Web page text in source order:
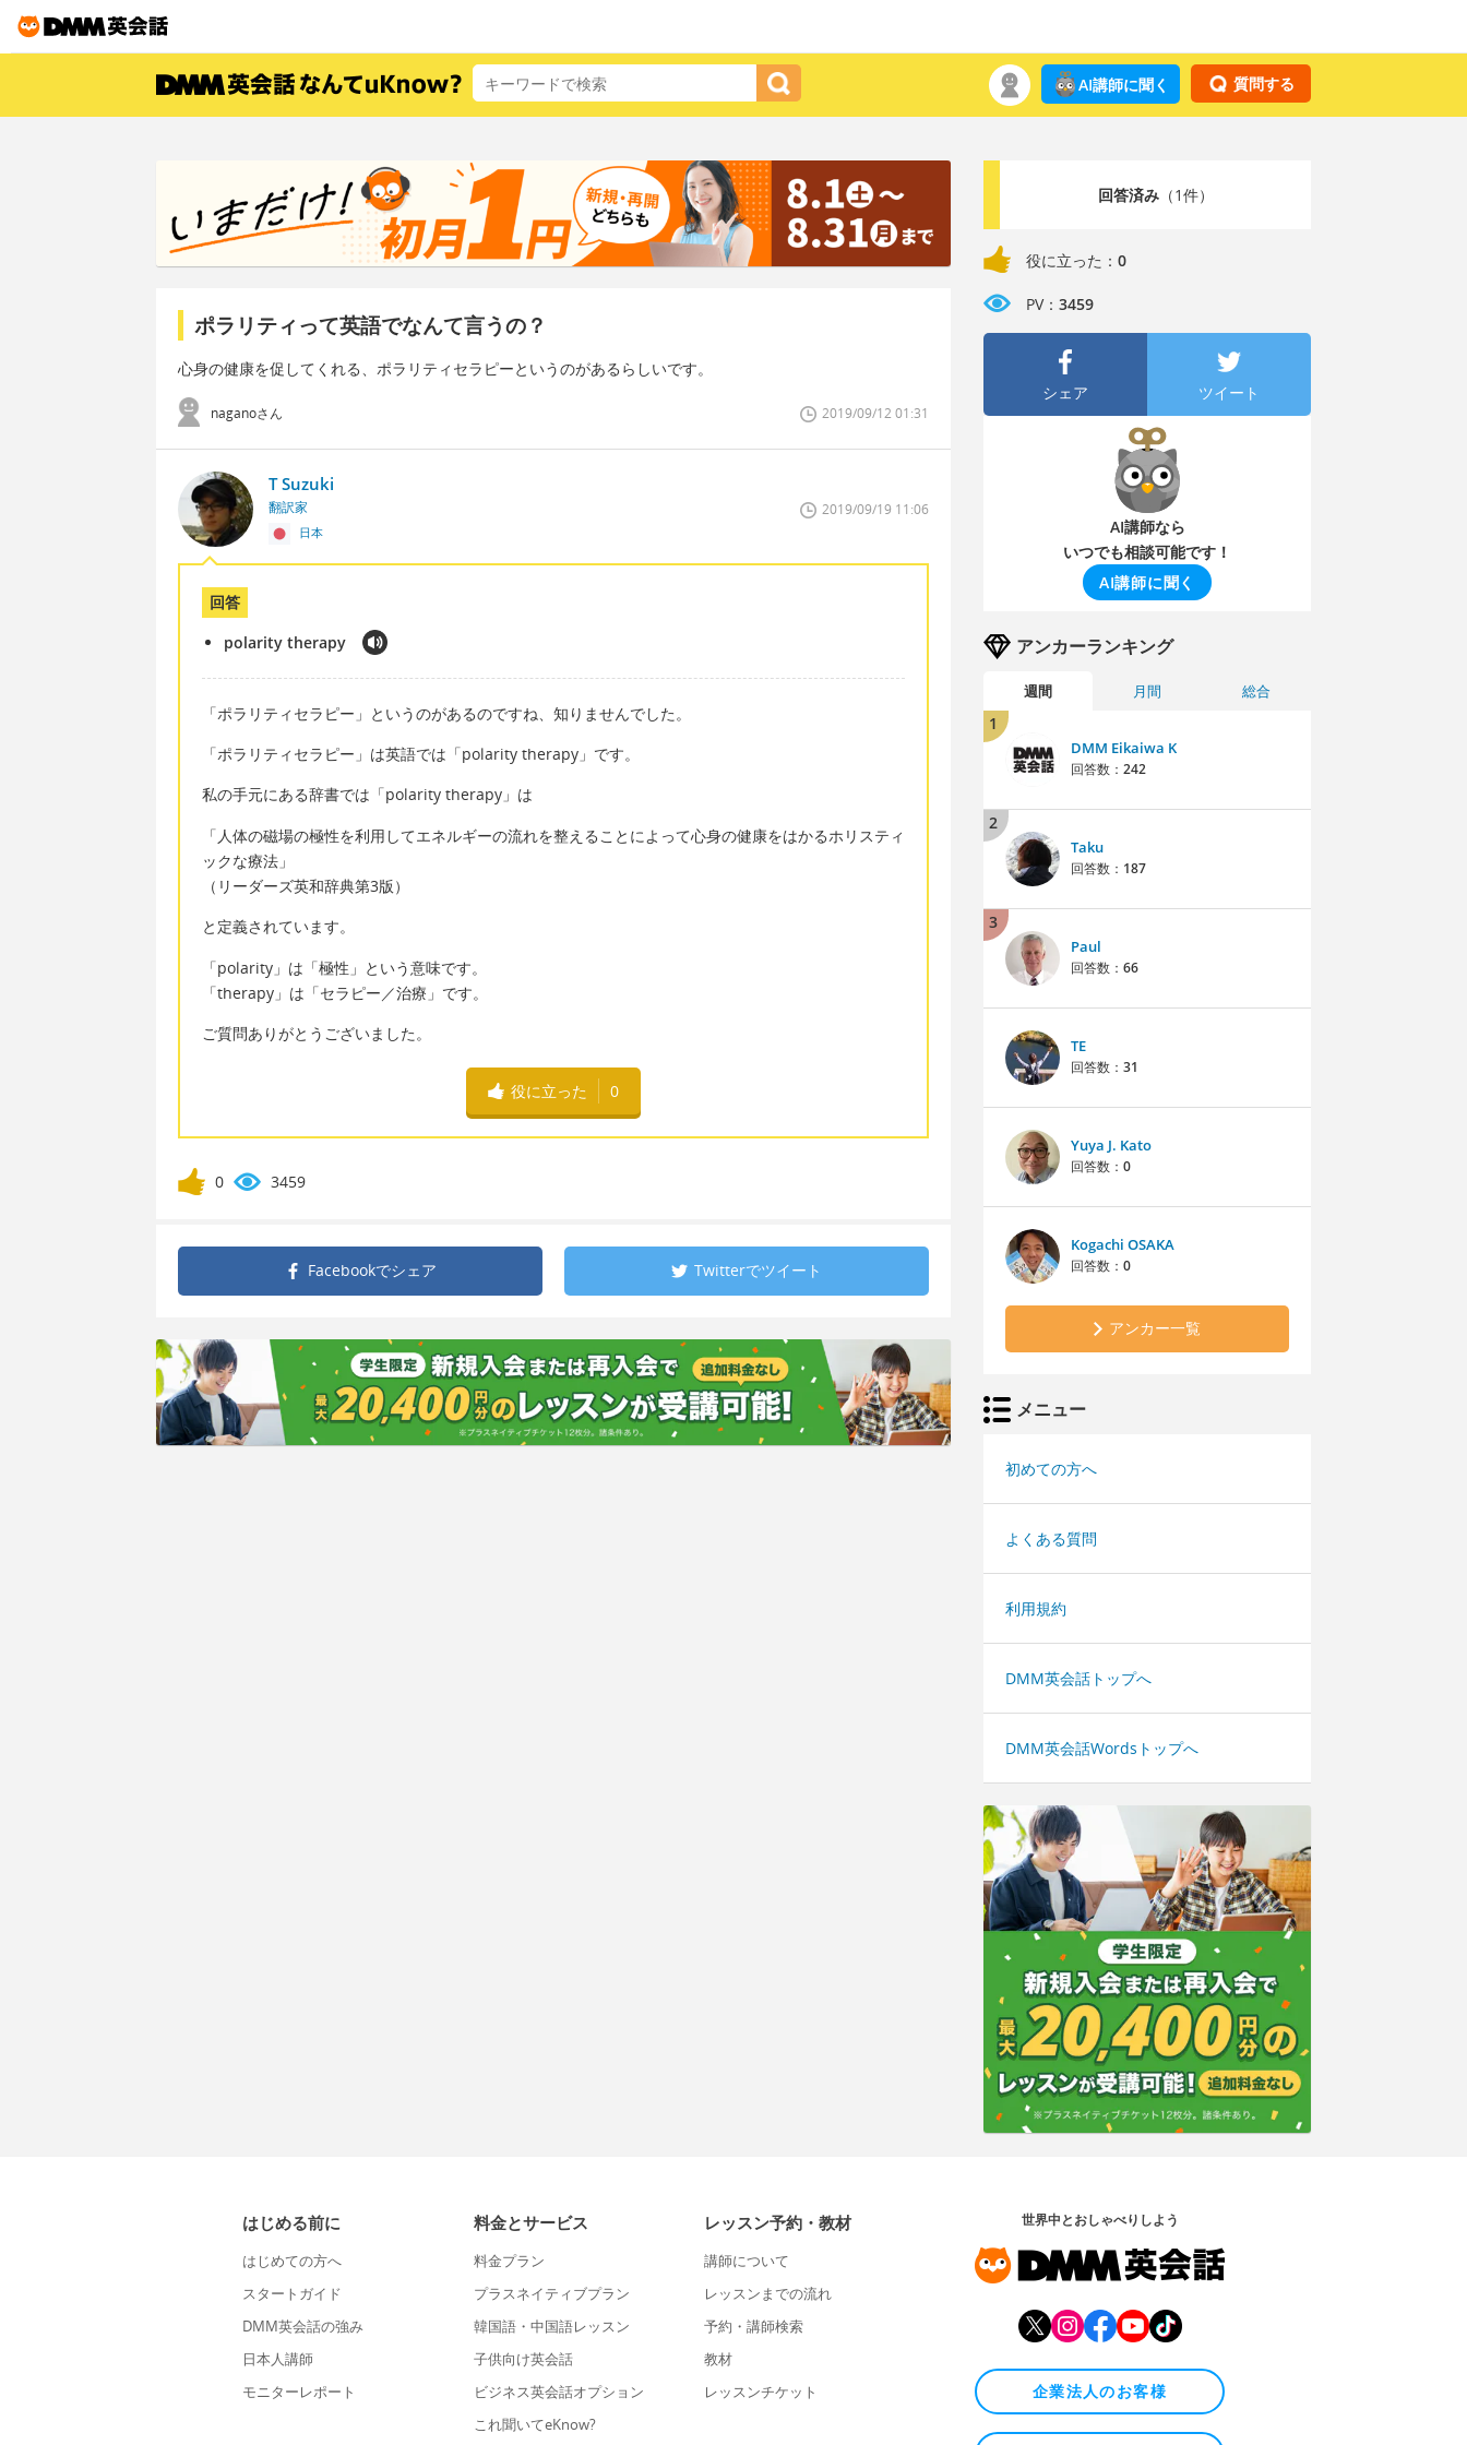
質問する
AI講師に聞く
ポラリティって英語でなんて言うの？
心身の健康を促してくれる、ポラリティセラピーというのがあるらしいです。
naganoさん 2019/09/12 01:31
T Suzuki
翻訳家
日本
2019/09/19 11:06
回答
polarity therapy
「ポラリティセラピー」というのがあるのですね、知りませんでした。
「ポラリティセラピー」は英語では「polarity therapy」です。
私の手元にある辞書では「polarity therapy」は
「人体の磁場の極性を利用してエネルギーの流れを整えることによって心身の健康をはかるホリスティ
ックな療法」
（リーダーズ英和辞典第3版）
と定義されています。
「polarity」は「極性」という意味です。
「therapy」は「セラピー／治療」です。
ご質問ありがとうございました。
役に立った 0
0 3459
Facebookでシェア Twitterでツイート
回答済み（1件）
役に立った： 0
PV： 3459
シェア ツイート
AI講師なら
いつでも相談可能です！
AI講師に聞く
アンカーランキング
週間 月間 総合
1
DMM Eikaiwa K
回答数： 242
2
Taku
回答数： 187
3
Paul
回答数： 66
TE
回答数： 31
Yuya J. Kato
回答数： 0
Kogachi OSAKA
回答数： 0
アンカー一覧
メニュー
初めての方へ
よくある質問
利用規約
DMM英会話トップへ
DMM英会話Wordsトップへ
はじめる前に
はじめての方へ
スタートガイド
DMM英会話の強み
日本人講師
モニターレポート
料金とサービス
料金プラン
プラスネイティブプラン
韓国語・中国語レッスン
子供向け英会話
ビジネス英会話オプション
これ聞いてeKnow?
レッスン予約・教材
講師について
レッスンまでの流れ
予約・講師検索
教材
レッスンチケット
世界中とおしゃべりしよう
企業法人のお客様